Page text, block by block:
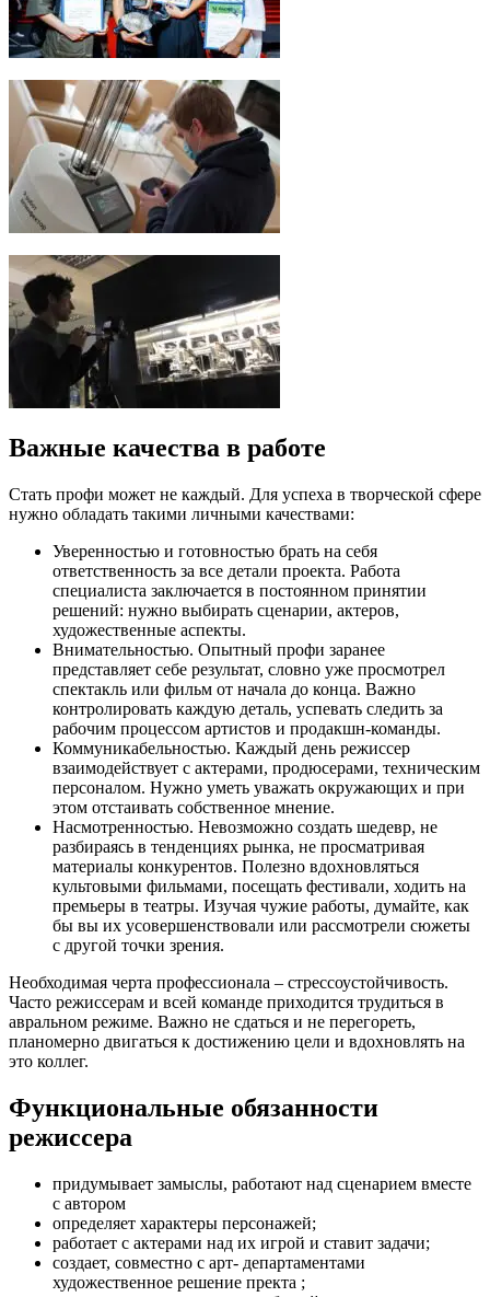
Важные качества в работе
Стать профи может не каждый. Для успеха в творческой сфере
нужно обладать такими личными качествами:
Уверенностью и готовностью брать на себя
ответственность за все детали проекта. Работа
специалиста заключается в постоянном принятии
решений: нужно выбирать сценарии, актеров,
художественные аспекты.
Внимательностью. Опытный профи заранее
представляет себе результат, словно уже просмотрел
спектакль или фильм от начала до конца. Важно
контролировать каждую деталь, успевать следить за
рабочим процессом артистов и продакшн-команды.
Коммуникабельностью. Каждый день режиссер
взаимодействует с актерами, продюсерами, техническим
персоналом. Нужно уметь уважать окружающих и при
этом отстаивать собственное мнение.
Насмотренностью. Невозможно создать шедевр, не
разбираясь в тенденциях рынка, не просматривая
материалы конкурентов. Полезно вдохновляться
культовыми фильмами, посещать фестивали, ходить на
премьеры в театры. Изучая чужие работы, думайте, как
бы вы их усовершенствовали или рассмотрели сюжеты
с другой точки зрения.
Необходимая черта профессионала – стрессоустойчивость.
Часто режиссерам и всей команде приходится трудиться в
авральном режиме. Важно не сдаться и не перегореть,
планомерно двигаться к достижению цели и вдохновлять на
это коллег.
Функциональные обязанности
режиссера
придумывает замыслы, работают над сценарием вместе
с автором
определяет характеры персонажей;
работает с актерами над их игрой и ставит задачи;
создает, совместно с арт- департаментами
художественное решение пректа ;